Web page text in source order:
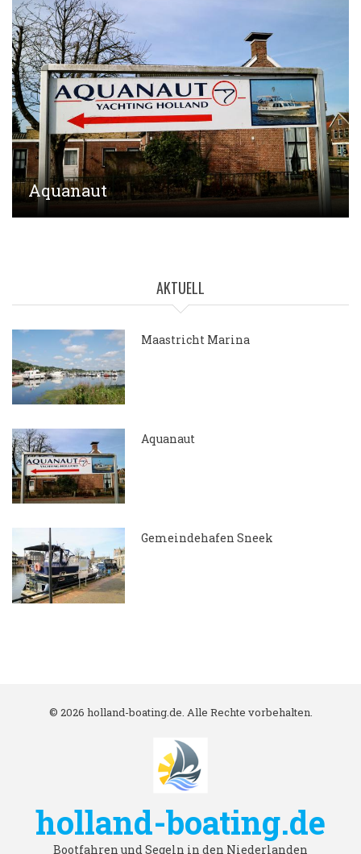
Aquanaut
AKTUELL
Maastricht Marina
Aquanaut
Gemeindehafen Sneek
© 2026 holland-boating.de. Alle Rechte vorbehalten.
holland-boating.de
Bootfahren und Segeln in den Niederlanden